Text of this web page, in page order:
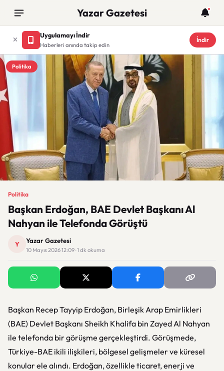
Yazar Gazetesi
Uygulamayı İndir
Haberleri anında takip edin
İndir
Politika
Politika
Başkan Erdoğan, BAE Devlet Başkanı Al
Nahyan ile Telefonda Görüştü
Y Yazar Gazetesi
10 Mayıs 2026 12:09 · 1 dk okuma
Başkan Recep Tayyip Erdoğan, Birleşik Arap Emirlikleri
(BAE) Devlet Başkanı Sheikh Khalifa bin Zayed Al Nahyan
ile telefonda bir görüşme gerçekleştirdi. Görüşmede,
Türkiye-BAE ikili ilişkileri, bölgesel gelişmeler ve küresel
konular ele alındı. Erdoğan, özellikle ticaret, enerji ve